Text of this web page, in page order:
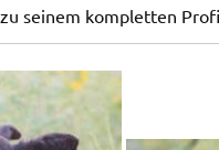
seinem kompletten